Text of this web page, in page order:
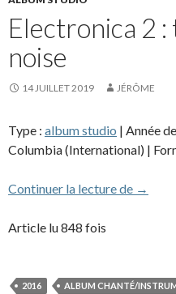
Electronica 2
noise
14 JUILLET 2019 JÉRÔME
Type : album studio | Année
Columbia (International) |
Continuer la lecture de →
Article lu 848 fois
2016 ALBUM CHANTÉ/